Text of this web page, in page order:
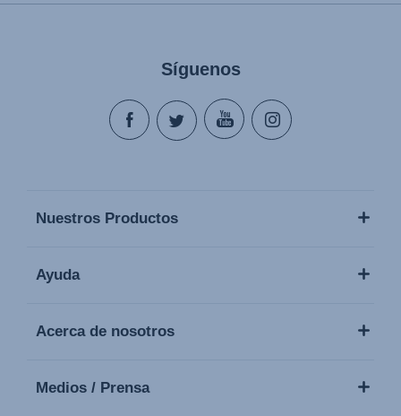
Síguenos
Nuestros Productos
Ayuda
Acerca de nosotros
Medios / Prensa